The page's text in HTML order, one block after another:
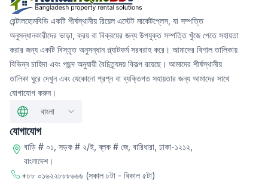
রেন্টালহোমবিডি একটি শীর্ষস্থানীয় রিয়েল এস্টেট মার্কেটপ্লেস, যা সম্পত্তি
অনুসন্ধানকারীদের ভাড়া, ক্রয় বা বিক্রয়ের জন্য উপযুক্ত সম্পত্তি খুঁজে পেতে সহায়তা
করার জন্য একটি বিস্তৃত অনুসন্ধান প্ল্যাটফর্ম সরবরাহ করে। আমাদের বিশাল তালিকায়
বিভিন্ন চাহিদা এবং পছন্দ অনুযায়ী বৈচিত্র্যময় বিকল্প রয়েছে। আমাদের শীর্ষস্থানীয়
তালিকা ঘুরে দেখুন এবং যেকোনো প্রশ্ন বা ব্যক্তিগত সহায়তার জন্য আমাদের সাথে
যোগাযোগ করুন।
বাংলা
যোগাযোগ
বাড়ি # ০১, সড়ক # ২/ই, ব্লক # জে, বারিধারা, ঢাকা-১২১২,
বাংলাদেশ।
+৮৮ ০১৬২২৮৮৮৬৬৬ (সকাল ৮টা - বিকাল ৫টা)